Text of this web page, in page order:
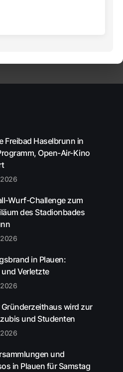
Freibad Haselbrunn in
Open-Air-Kino
Wurf-Challenge zum
des Stadionbades
in Plauen:
Verletzte
Gründerzeithaus wird zur
und Studenten
und
in Plauen für Samstag